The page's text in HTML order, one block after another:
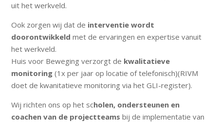
uit het werkveld.
Ook zorgen wij dat de interventie wordt
doorontwikkeld met de ervaringen en expertise vanuit
het werkveld.
Huis voor Beweging verzorgt de kwalitatieve
monitoring(1x per jaar op locatie of telefonisch)(RIVM
doet de kwanitatieve monitoring via het GLI-register).
Wij richten ons op het scholen, ondersteunen en
coachen van de projectteams bij de implementatie van